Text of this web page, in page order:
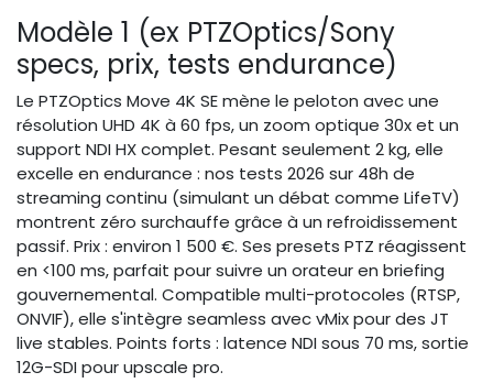
Modèle 1 (ex PTZOptics/Sony
specs, prix, tests endurance)
Le PTZOptics Move 4K SE mène le peloton avec une
résolution UHD 4K à 60 fps, un zoom optique 30x et un
support NDI HX complet. Pesant seulement 2 kg, elle
excelle en endurance : nos tests 2026 sur 48h de
streaming continu (simulant un débat comme LifeTV)
montrent zéro surchauffe grâce à un refroidissement
passif. Prix : environ 1 500 €. Ses presets PTZ réagissent
en <100 ms, parfait pour suivre un orateur en briefing
gouvernemental. Compatible multi-protocoles (RTSP,
ONVIF), elle s'intègre seamless avec vMix pour des JT
live stables. Points forts : latence NDI sous 70 ms, sortie
12G-SDI pour upscale pro.